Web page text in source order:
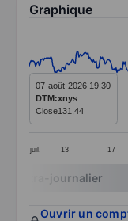
Graphique
Line chart with
The chart has
The chart has
juil. 13 17
07-août-2026 19:30
DTM:xnys
Close131,44
End of
Intra-journalier
Ouvrir un